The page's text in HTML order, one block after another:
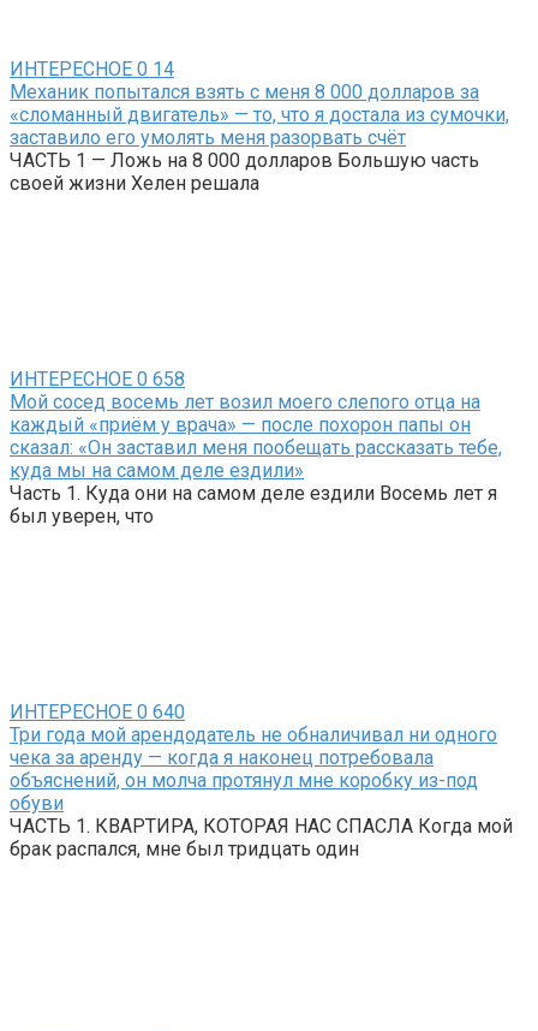
ИНТЕРЕСНОЕ 0 14
Механик попытался взять с меня 8 000 долларов за
«сломанный двигатель» — то, что я достала из сумочки,
заставило его умолять меня разорвать счёт
ЧАСТЬ 1 — Ложь на 8 000 долларов Большую часть
своей жизни Хелен решала
ИНТЕРЕСНОЕ 0 658
Мой сосед восемь лет возил моего слепого отца на
каждый «приём у врача» — после похорон папы он
сказал: «Он заставил меня пообещать рассказать тебе,
куда мы на самом деле ездили»
Часть 1. Куда они на самом деле ездили Восемь лет я
был уверен, что
ИНТЕРЕСНОЕ 0 640
Три года мой арендодатель не обналичивал ни одного
чека за аренду — когда я наконец потребовала
объяснений, он молча протянул мне коробку из-под
обуви
ЧАСТЬ 1. КВАРТИРА, КОТОРАЯ НАС СПАСЛА Когда мой
брак распался, мне был тридцать один